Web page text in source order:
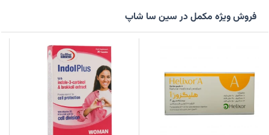
فروش ویژه مکمل در سین سا شاپ